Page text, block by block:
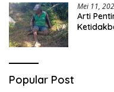
Mei 11,
Arti
Popular Post